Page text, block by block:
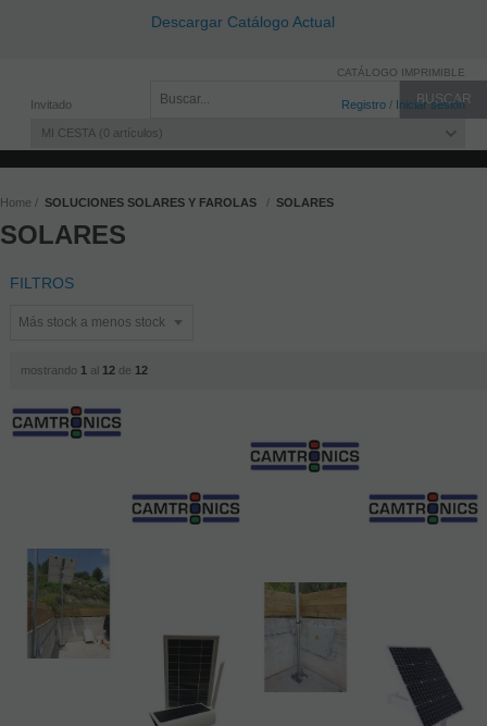
Descargar Catálogo Actual
Invitado Registro / Iniciar sesión
MI CESTA 0 artículos
CATÁLOGO IMPRIMIBLE
Home SOLUCIONES SOLARES Y FAROLAS SOLARES
SOLARES
FILTROS
mostrando 1 al 12de 12